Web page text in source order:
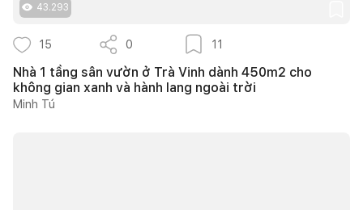
43.293
15 0 11
Nhà 1 tầng sân vườn ở Trà Vinh dành 450m2 cho
không gian xanh và hành lang ngoài trời
Minh Tú